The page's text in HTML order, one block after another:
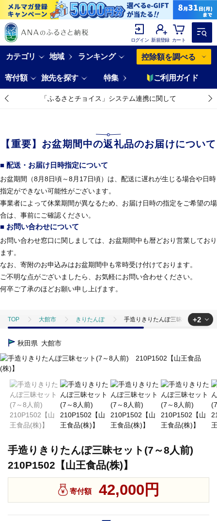
ログイン 新規登録 カート
カテゴリ 地域 ランキング 控除額を調べる
寄付額 旅先を探す 特集 ご利用ガイド
「ふるさとチョイス」システム連携に関して
【重要】お盆期間中の返礼品のお届けについて
■ 配送・お届け日時指定について
お盆期間（8月8日頃～8月17日頃）は、配送に遅れが生じる場合や日時
指定ができない可能性がございます。
事業者によって休業期間が異なるため、お届け日時の指定をご希望の場
合は、事前にご確認ください。
■ お問い合わせについて
お問い合わせ窓口に関しましては、お盆期間中も暦どおり営業しており
ます。
なお、寄附のお申込みはお盆期間中も常時受け付けております。
ご不明な点がございましたら、お気軽にお問い合わせください。
何卒ご了承のほどお願い申し上げます。
TOP 大館市 きりたんぽ 手造りきりたんぽ三昧セット(7～
TOP
TOP 加工食品 鍋 ほかの鍋 手造りきりたんぽ三昧
+2
秋田県 大館市
手造りきりたんぽ三昧セット(7～8人前)
210P1502【山王食品(株)】
寄付額 42,000円